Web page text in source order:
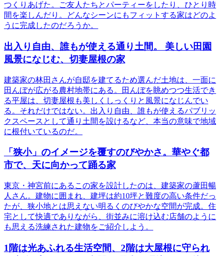
つくりあげた。ご友人たちとパーティーをしたり、ひとり時
間を楽しんだり。どんなシーンにもフィットする家はどのよ
うに完成したのだろうか。
出入り自由、誰もが使える通り土間。 美しい田園
風景になじむ、切妻屋根の家
建築家の林田さんが自邸を建てるため選んだ土地は、一面に
田んぼが広がる農村地帯にある。田んぼを眺めつつ生活でき
る平屋は、切妻屋根も美しくしっくりと風景になじんでい
る。それだけではない。出入り自由、誰もが使えるパブリッ
クスペースとして通り土間を設けるなど、本当の意味で地域
に根付いているのだ。
「狭小」のイメージを覆すのびやかさ。華やぐ都
市で、天に向かって踊る家
東京・神宮前にあるこの家を設計したのは、建築家の蘆田暢
人さん。建物に囲まれ、建坪は約10坪と難度の高い条件だっ
たが、狭小地とは思えない明るくのびやかな空間が完成。住
宅として快適でありながら、街並みに溶け込む店舗のように
も思える洗練された建物をご紹介しよう。
1階は光あふれる生活空間、2階は大屋根に守られ